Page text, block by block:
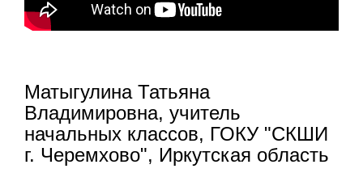
Матыгулина Татьяна
Владимировна, учитель
начальных классов, ГОКУ "СКШИ
г. Черемхово", Иркутская облаcть